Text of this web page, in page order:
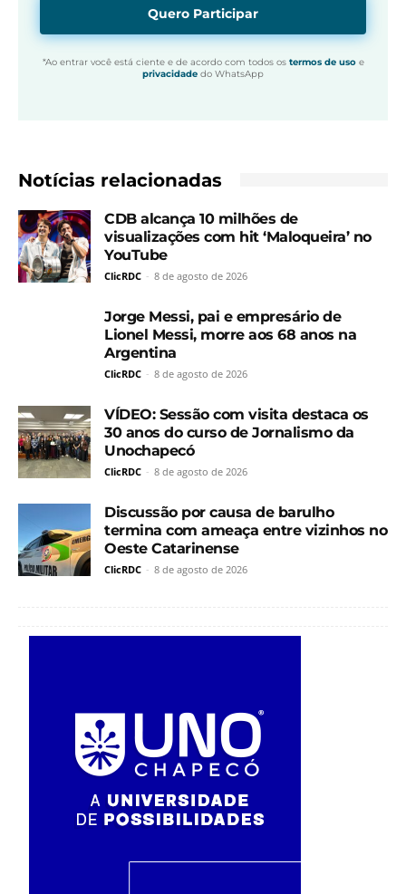
Quero Participar
*Ao entrar você está ciente e de acordo com todos os termos de usoe
privacidade do WhatsApp
Notícias relacionadas
CDB alcança 10 milhões de
visualizações com hit ‘Maloqueira’ no
YouTube
ClicRDC - 8 de agosto de 2026
Jorge Messi, pai e empresário de
Lionel Messi, morre aos 68 anos na
Argentina
ClicRDC - 8 de agosto de 2026
VÍDEO: Sessão com visita destaca os
30 anos do curso de Jornalismo da
Unochapecó
ClicRDC - 8 de agosto de 2026
Discussão por causa de barulho
termina com ameaça entre vizinhos no
Oeste Catarinense
ClicRDC - 8 de agosto de 2026